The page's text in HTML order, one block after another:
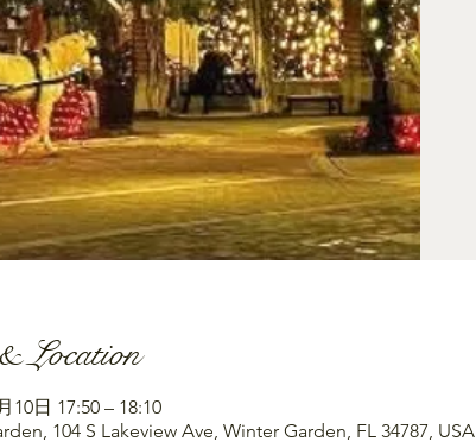
Location
10日 17:50 – 18:10
104 S Lakeview Ave, Winter Garden, FL 34787, USA